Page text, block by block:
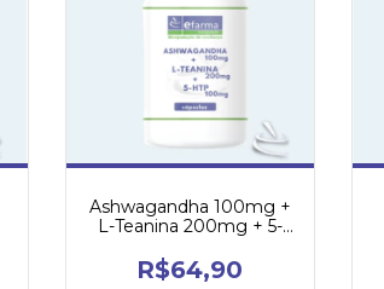
Ashwagandha 100mg +
L-Teanina 200mg + 5-
R$64,90